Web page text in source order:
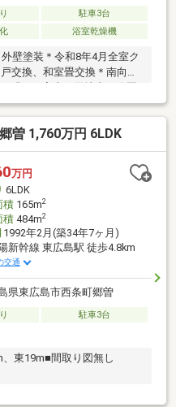
駐車3台
浴室乾燥機
壁塗装＊令和8年4月全室ク
交換、和室畳交換＊南向
明るい室内＊団地内に公園
近隣に総合病院があり、生
3台・一部照明付で、すぐに
＊ショージ田口店 徒歩２
５分＊ウォンツ西条御薗宇
４分＊向陽中学校 徒歩３
＊御薗宇幼稚園 徒歩２４
徒歩２分
曽 1,760万円 6LDK
万円
6LDK
積165m2
積484m2
1992年2月(築34年7ヶ月)
新幹線 東広島駅 徒歩4.8km
交通
県東広島市西条町郷曽
駐車3台
東19m■間取り図無し